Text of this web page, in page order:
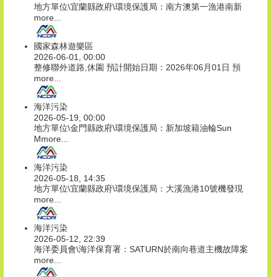
地方單位\宜蘭縣政府\環境保護局：南方澳第一漁港南新
more...
國家森林遊樂區
2026-06-01, 00:00
整修聯外道路,休園 預計開始日期：2026年06月01日 預
more...
海洋污染
2026-05-19, 00:00
地方單位\金門縣政府\環境保護局：新加坡籍油輪Sun
Mmore...
海洋污染
2026-05-18, 14:35
地方單位\宜蘭縣政府\環境保護局：大溪漁港10號機發現
more...
海洋污染
2026-05-12, 22:39
海洋委員會\海洋保育署：SATURN於南向巷道主機故障案
more...